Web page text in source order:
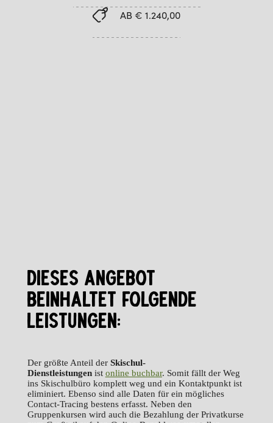
AB € 1.240,00
DIESES ANGEBOT
BEINHALTET FOLGENDE
LEISTUNGEN:
Der größte Anteil der Skischul-
Dienstleistungen ist online buchbar. Somit fällt der Weg
ins Skischulbüro komplett weg und ein Kontaktpunkt ist
eliminiert. Ebenso sind alle Daten für ein mögliches
Contact-Tracing bestens erfasst. Neben den
Gruppenkursen wird auch die Bezahlung der Privatkurse